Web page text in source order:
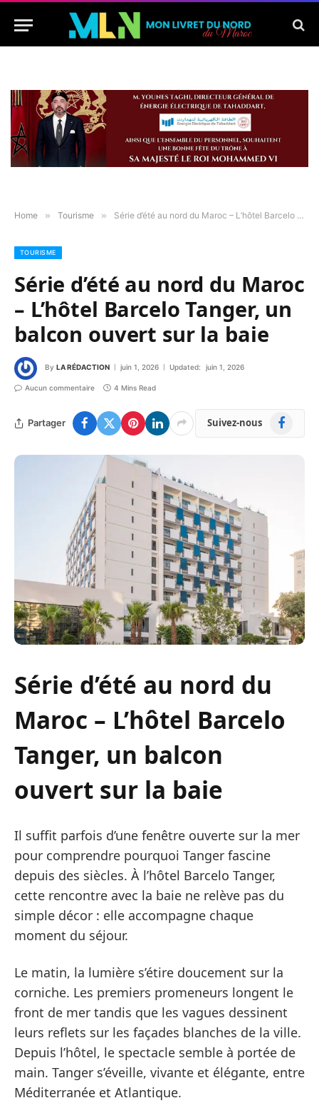
Home » Tourisme » Série d’été au nord du Maroc – L’hôtel Barcelo Tanger, un balcon ouvert sur la baie
TOURISME
Série d’été au nord du Maroc
– L’hôtel Barcelo Tanger, un
balcon ouvert sur la baie
By LA RÉDACTION juin 1, 2026 Updated: juin 1, 2026
Aucun commentaire 4 Mins Read
Partager Suivez-nous Facebook
Série d’été au nord du
Maroc – L’hôtel Barcelo
Tanger, un balcon
ouvert sur la baie
Il suffit parfois d’une fenêtre ouverte sur la mer
pour comprendre pourquoi Tanger fascine
depuis des siècles. À l’hôtel Barcelo Tanger,
cette rencontre avec la baie ne relève pas du
simple décor : elle accompagne chaque
moment du séjour.
Le matin, la lumière s’étire doucement sur la
corniche. Les premiers promeneurs longent le
front de mer tandis que les vagues dessinent
leurs reflets sur les façades blanches de la ville.
Depuis l’hôtel, le spectacle semble à portée de
main. Tanger s’éveille, vivante et élégante, entre
Méditerranée et Atlantique.